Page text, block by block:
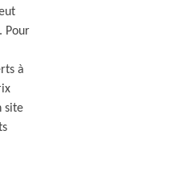
Pour
à
site